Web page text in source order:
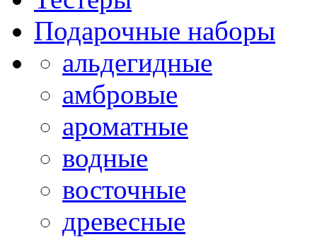
Подарочные наборы
альдегидные
амбровые
ароматные
водные
восточные
древесные